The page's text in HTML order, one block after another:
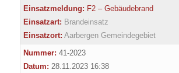
Einsatzmeldung: F2 – Gebäudebrand
Einsatzart: Brandeinsatz
Einsatzort: Aarbergen Gemeindegebiet
Nummer: 41-2023
Datum: 28.11.2023 16:38